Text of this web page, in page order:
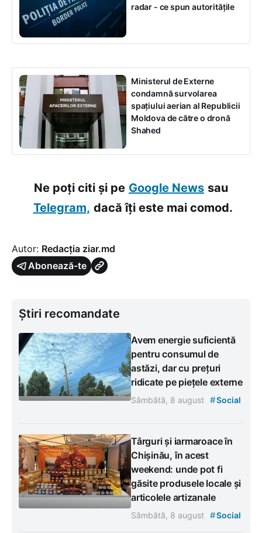
radar - ce spun autoritățile
Ministerul de Externe
condamnă survolarea
spațiului aerian al Republicii
Moldova de către o dronă
Shahed
Ne poți citi și pe Google News sau
Telegram, dacă îți este mai comod.
Autor: Redacția ziar.md
Abonează-te
Știri recomandate
Avem energie suficientă
pentru consumul de
astăzi, dar cu prețuri
ridicate pe piețele externe
Sâmbătă, 8 august #Social
Târguri și iarmaroace în
Chișinău, în acest
weekend: unde pot fi
găsite produsele locale și
articolele artizanale
Sâmbătă, 8 august #Social